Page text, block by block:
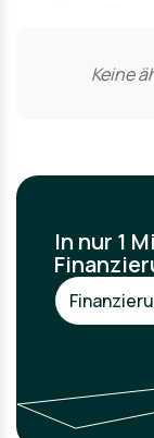
Keine
In nur 1